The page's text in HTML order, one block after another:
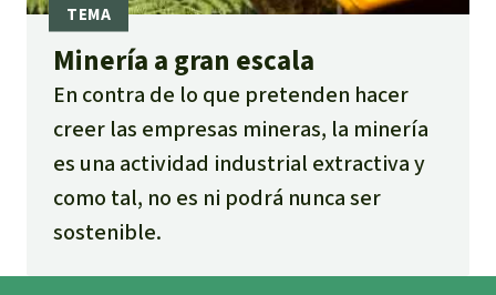
Minería a gran escala
En contra de lo que pretenden hacer
creer las empresas mineras, la minería
es una actividad industrial extractiva y
como tal, no es ni podrá nunca ser
sostenible.